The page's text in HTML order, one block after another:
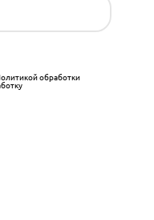
обработки